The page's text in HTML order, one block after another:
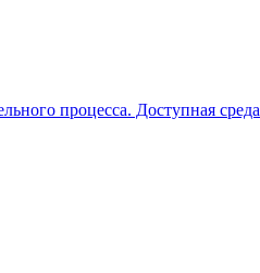
процесса. Доступная среда